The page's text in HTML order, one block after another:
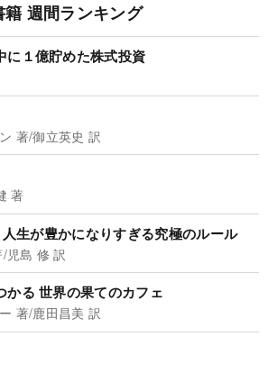
籍 週間ランキング
に１億貯めた株式投資
著/御立英史 訳
著
生が豊かになりすぎる究極のルール
児島 修 訳
かる 世界の果てのカフェ
著/鹿田昌美 訳